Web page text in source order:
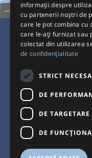
Pentru
informații despre
cu partenerii noștri de
care le pot combina cu
care le-ați furnizat sau
colectat din utilizarea
de confidențialitate
STRICT
DE
DE TARGETARE
DE